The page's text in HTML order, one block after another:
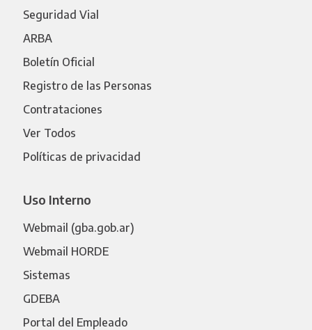
Seguridad Vial
ARBA
Boletín Oficial
Registro de las Personas
Contrataciones
Ver Todos
Políticas de privacidad
Uso Interno
Webmail (gba.gob.ar)
Webmail HORDE
Sistemas
GDEBA
Portal del Empleado